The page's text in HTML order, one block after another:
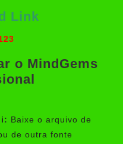
Link
o MindGems
Baixe o arquivo de
de outra fonte